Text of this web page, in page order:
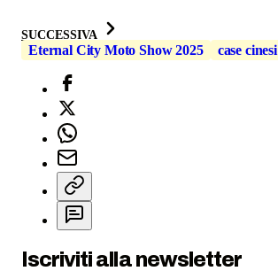
SUCCESSIVA
Eternal City Moto Show 2025 case cinesi
Iscriviti alla newsletter